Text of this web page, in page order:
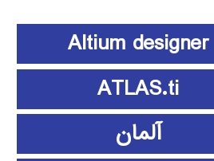
Altium designer
ATLAS.ti
آلمان